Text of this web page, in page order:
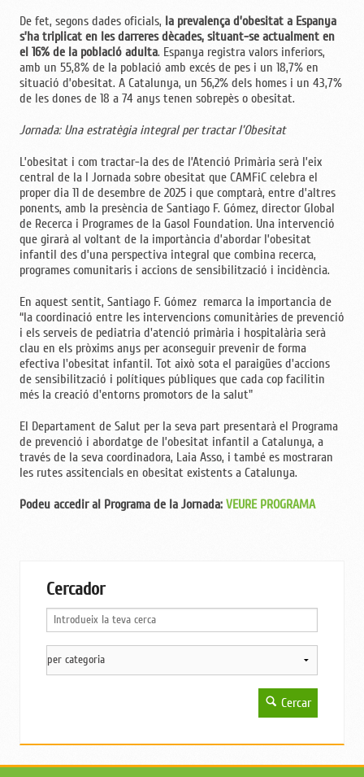
De fet, segons dades oficials, la prevalença d’obesitat a Espanya
s’ha triplicat en les darreres dècades, situant-se actualment en
el 16% de la població adulta. Espanya registra valors inferiors,
amb un 55,8% de la població amb excés de pes i un 18,7% en
situació d’obesitat. A Catalunya, un 56,2% dels homes i un 43,7%
de les dones de 18 a 74 anys tenen sobrepès o obesitat.
Jornada: Una estratègia integral per tractar l’Obesitat
L’obesitat i com tractar-la des de l’Atenció Primària serà l’eix
central de la I Jornada sobre obesitat que CAMFiC celebra el
proper dia 11 de desembre de 2025 i que comptarà, entre d’altres
ponents, amb la presència de Santiago F. Gómez, director Global
de Recerca i Programes de la Gasol Foundation. Una intervenció
que girarà al voltant de la importància d’abordar l’obesitat
infantil des d’una perspectiva integral que combina recerca,
programes comunitaris i accions de sensibilització i incidència.
En aquest sentit, Santiago F. Gómez remarca la importancia de
“la coordinació entre les intervencions comunitàries de prevenció
i els serveis de pediatria d'atenció primària i hospitalària serà
clau en els pròxims anys per aconseguir prevenir de forma
efectiva l'obesitat infantil. Tot això sota el paraigües d'accions
de sensibilització i polítiques públiques que cada cop facilitin
més la creació d'entorns promotors de la salut"
El Departament de Salut per la seva part presentarà el Programa
de prevenció i abordatge de l’obesitat infantil a Catalunya, a
través de la seva coordinadora, Laia Asso, i també es mostraran
les rutes assitencials en obesitat existents a Catalunya.
Podeu accedir al Programa de la Jornada: VEURE PROGRAMA
Cercador
Cercar